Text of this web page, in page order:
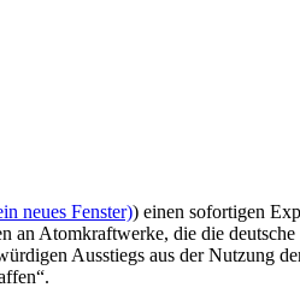
neues Fenster)) einen sofortigen
Atomkraftwerke, die die
Ausstiegs aus der Nutzung